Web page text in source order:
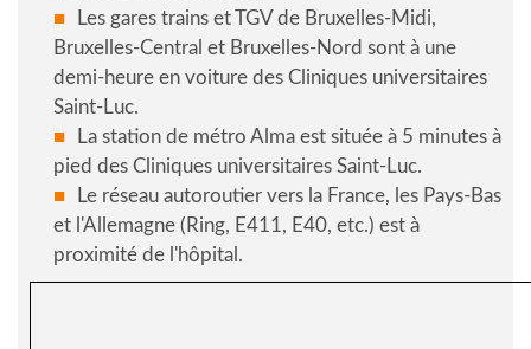
Les gares trains et TGV de Bruxelles-Midi,
Bruxelles-Central et Bruxelles-Nord sont à une
demi-heure en voiture des Cliniques universitaires
Saint-Luc.
La station de métro Alma est située à 5 minutes à
pied des Cliniques universitaires Saint-Luc.
Le réseau autoroutier vers la France, les Pays-Bas
et l'Allemagne (Ring, E411, E40, etc.) est à
proximité de l'hôpital.